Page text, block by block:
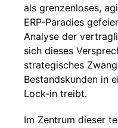
als grenzenloses,
ERP-Paradies
Analyse der
sich dieses
strategisches
Bestandskunden in
Lock-in treibt.
Im Zentrum dieser